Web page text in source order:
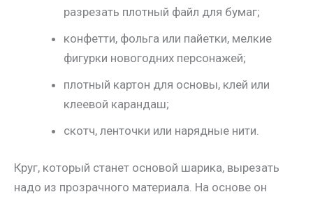
разрезать плотный файл для бумаг;
конфетти, фольга или пайетки, мелкие
фигурки новогодних персонажей;
плотный картон для основы, клей или
клеевой карандаш;
скотч, ленточки или нарядные нити.
Круг, который станет основой шарика, вырезать
надо из прозрачного материала. На основе он